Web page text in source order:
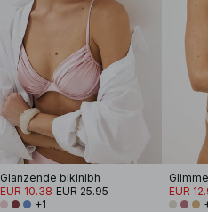
Glanzende bikinibh
EUR 10.38 EUR 25.95
+1
EUR